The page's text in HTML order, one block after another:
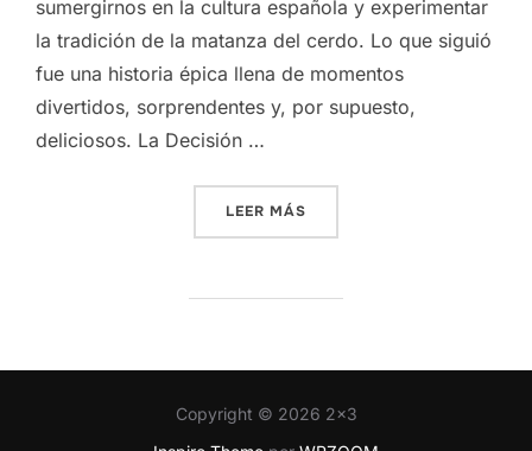
sumergirnos en la cultura española y experimentar
la tradición de la matanza del cerdo. Lo que siguió
fue una historia épica llena de momentos
divertidos, sorprendentes y, por supuesto,
deliciosos. La Decisión …
LEER MÁS
Copyright © 2026 2x3